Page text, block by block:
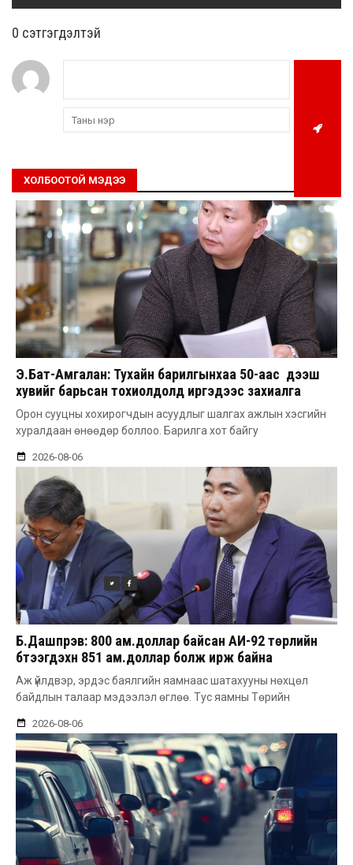
0 cэтгэгдэлтэй
ХОЛБООТОЙ МЭДЭЭ
Э.Бат-Амгалан: Тухайн барилгынхаа 50-аас дээш
хувийг барьсан тохиолдолд иргэдээс захиалга
авдаг болгоно
Орон сууцны хохирогчдын асуудлыг шалгах ажлын хэсгийн
хуралдаан өнөөдөр боллоо. Барилга хот байгу
2026-08-06
Б.Дашпүрэв: 800 ам.доллар байсан АИ-92 төрлийн
бүтээгдэхүүн 851 ам.доллар болж ирж байна
Аж үйлдвэр, эрдэс баялгийн яамнаас шатахууны нөхцөл
байдлын талаар мэдээлэл өглөө. Тус яамны Төрийн
2026-08-06